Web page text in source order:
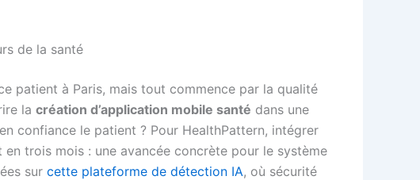
de la santé
patient à Paris, mais tout commence par la qualité
la création d’application mobile santé dans une
confiance le patient ? Pour HealthPattern, intégrer
trois mois : une avancée concrète pour le système
sur cette plateforme de détection IA, où sécurité